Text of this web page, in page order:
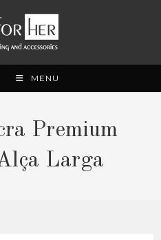
MENU
Premium
Larga